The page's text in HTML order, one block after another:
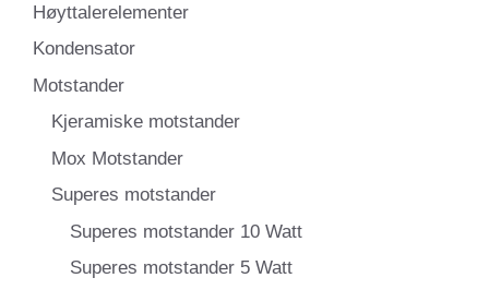
Høyttalerelementer
Kondensator
Motstander
Kjeramiske motstander
Mox Motstander
Superes motstander
Superes motstander 10 Watt
Superes motstander 5 Watt